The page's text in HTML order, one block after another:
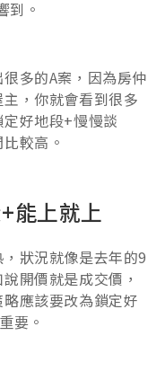
到。
多的A案，因為房仲
，你就會看到很多
好地段+慢慢談
較高。
能上就上
狀況就像是去年的9
開價就是成交價，
應該要改為鎖定好
要。